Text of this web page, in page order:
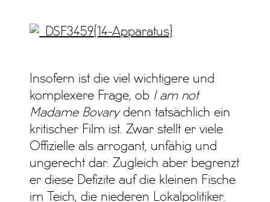
Insofern ist die viel wichtigere und
komplexere Frage, ob I am not
Madame Bovarydenn tatsächlich ein
kritischer Film ist. Zwar stellt er viele
Offizielle als arrogant, unfähig und
ungerecht dar. Zugleich aber begrenzt
er diese Defizite auf die kleinen Fische
im Teich, die niederen Lokalpolitiker.